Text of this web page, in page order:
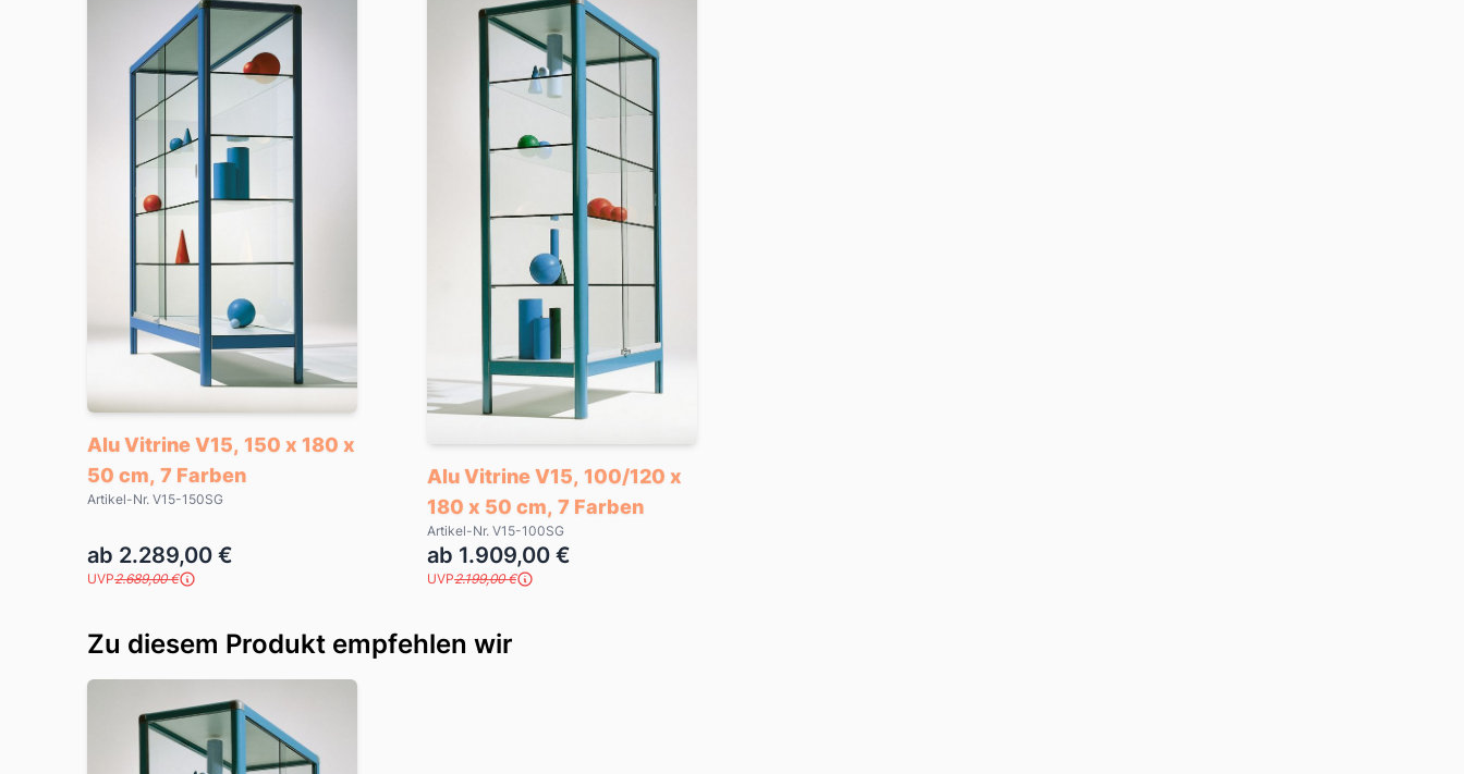
Alu Vitrine V15, 150 x 180 x
50 cm, 7 Farben
Artikel-Nr. V15-150SG
ab 2.289,00 €
UVP2.689,00 €
Alu Vitrine V15, 100/120 x
180 x 50 cm, 7 Farben
Artikel-Nr. V15-100SG
ab 1.909,00 €
UVP2.199,00 €
Zu diesem Produkt empfehlen wir